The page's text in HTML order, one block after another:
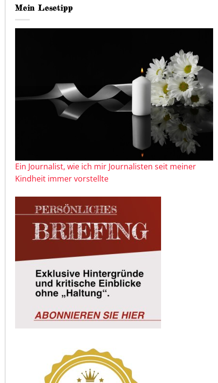
Mein Lesetipp
Ein Journalist, wie ich mir Journalisten seit meiner
Kindheit immer vorstellte